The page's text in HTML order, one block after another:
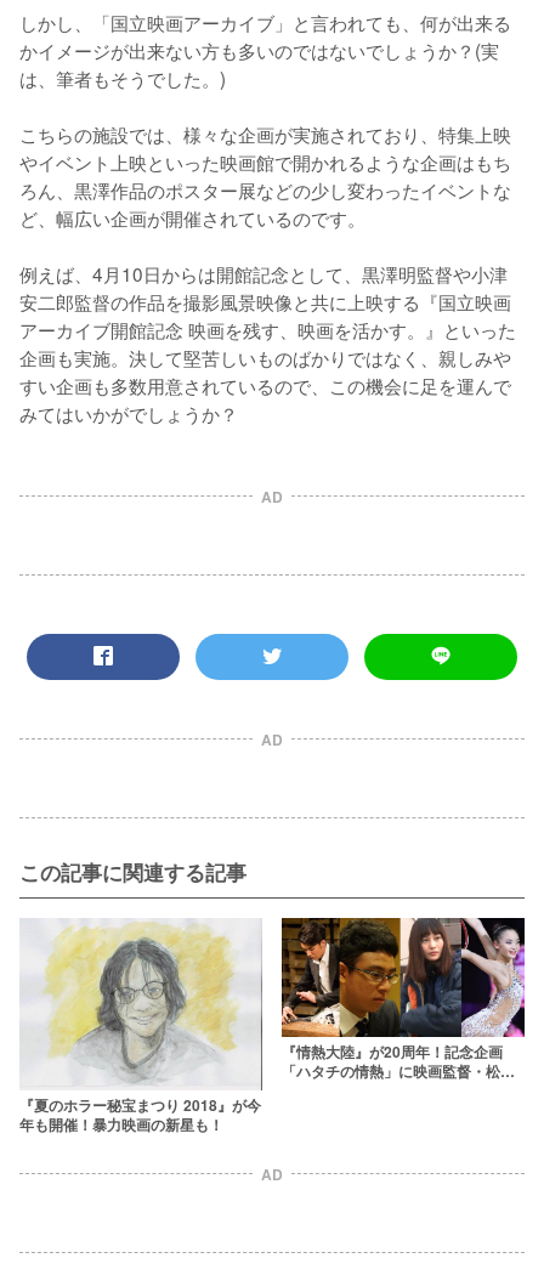
しかし、「国立映画アーカイブ」と言われても、何が出来る
かイメージが出来ない方も多いのではないでしょうか？(実
は、筆者もそうでした。)
こちらの施設では、様々な企画が実施されており、特集上映
やイベント上映といった映画館で開かれるような企画はもち
ろん、黒澤作品のポスター展などの少し変わったイベントな
ど、幅広い企画が開催されているのです。
例えば、4月10日からは開館記念として、黒澤明監督や小津
安二郎監督の作品を撮影風景映像と共に上映する『国立映画
アーカイブ開館記念 映画を残す、映画を活かす。』といった
企画も実施。決して堅苦しいものばかりではなく、親しみや
すい企画も多数用意されているので、この機会に足を運んで
みてはいかがでしょうか？
AD
AD
この記事に関連する記事
『夏のホラー秘宝まつり 2018』が今
年も開催！暴力映画の新星も！
『情熱大陸』が20周年！記念企画
「ハタチの情熱」に映画監督・松本
AD